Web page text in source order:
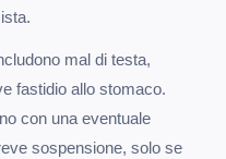
mal di testa,
fastidio allo stomaco.
con una eventuale
sospensione, solo se